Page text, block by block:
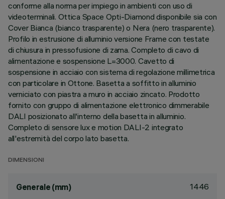
conforme alla norma per impiego in ambienti con uso di
videoterminali. Ottica Space Opti-Diamond disponibile sia con
Cover Bianca (bianco trasparente) o Nera (nero trasparente).
Profilo in estrusione di alluminio versione Frame con testate
di chiusura in pressofusione di zama. Completo di cavo di
alimentazione e sospensione L=3000. Cavetto di
sospensione in acciaio con sistema di regolazione millimetrica
con particolare in Ottone. Basetta a soffitto in alluminio
verniciato con piastra a muro in acciaio zincato. Prodotto
fornito con gruppo di alimentazione elettronico dimmerabile
DALI posizionato all'interno della basetta in alluminio.
Completo di sensore lux e motion DALI-2 integrato
all'estremità del corpo lato basetta.
DIMENSIONI
Generale (mm) 1446